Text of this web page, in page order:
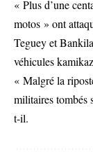
« Plus d’une
motos » ont
Teguey et
véhicules
« Malgré la
militaires tombés
t-il.